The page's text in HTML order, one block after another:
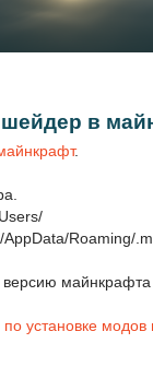
шейдер в
.
Roaming/
версию майнкрафта
установке